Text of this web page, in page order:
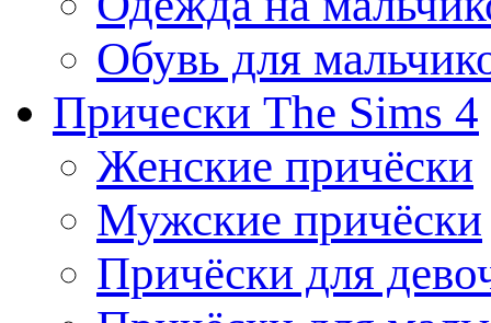
Обувь для
Прически The Sims 4
Женские причёски
Мужские причёски
Причёски для